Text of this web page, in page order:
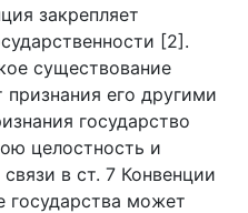
закрепляет
[2].
существование
признания его другими
государство
целостность и
в ст. 7 Конвенции
государства может